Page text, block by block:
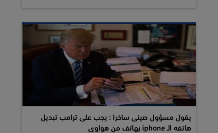
يقول مسؤول صينى ساخرا : يجب على ترامب تبديل
هاتفه الـ iphone بهاتف من هواوى